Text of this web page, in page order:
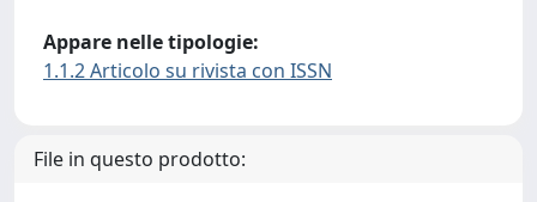
Appare nelle tipologie:
1.1.2 Articolo su rivista con ISSN
File in questo prodotto: